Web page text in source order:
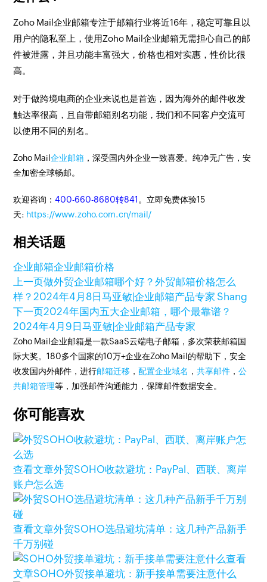
Zoho Mail企业邮箱专注于邮箱行业将近16年，稳定可靠且以
用户的隐私至上，使用Zoho Mail企业邮箱无需担心自己的邮
件被泄露，并且功能丰富强大，价格也相对实惠，性价比很
高。
对于做跨境电商的企业来说也是首选，因为海外的邮件收发
触达率很高，且自带邮箱别名功能，我们和不同客户交流可
以使用不同的别名。
Zoho Mail企业邮箱 ，深受国内外企业一致喜爱。纯净无广告，安
全加密全球畅邮。
欢迎咨询：400-660-8680转841 。立即免费体验15
天: https://www.zoho.com.cn/mail/
相关话题
企业邮箱企业邮箱价格
上一页做外贸企业邮箱哪个好？外贸邮箱价格怎么
样？2024年4月8日马亚敏|企业邮箱产品专家 Shang
下一页2024年国内五大企业邮箱，哪个最靠谱？
2024年4月9日马亚敏|企业邮箱产品专家
Zoho Mail企业邮箱是一款SaaS云端电子邮箱，多次荣获邮箱国
际大奖。180多个国家的10万+企业在Zoho Mail的帮助下，安全
收发国内外邮件，进行邮箱迁移 ，配置企业域名 ，共享邮件 ，公
共邮箱管理等，加强邮件沟通能力，保障邮件数据安全。
你可能喜欢
查看文章外贸SOHO收款避坑：PayPal、西联、离岸
账户怎么选
查看文章外贸SOHO选品避坑清单：这几种产品新手
千万别碰
查看
文章SOHO外贸接单避坑：新手接单需要注意什么